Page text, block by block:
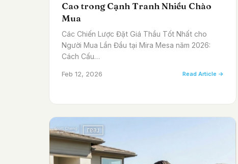
Cao trong Cạnh Tranh Nhiều Chào
Mua
Các Chiến Lược Đặt Giá Thầu Tốt Nhất cho
Người Mua Lần Đầu tại Mira Mesa năm 2026:
Cách Cấu…
Feb 12, 2026 Read Article →